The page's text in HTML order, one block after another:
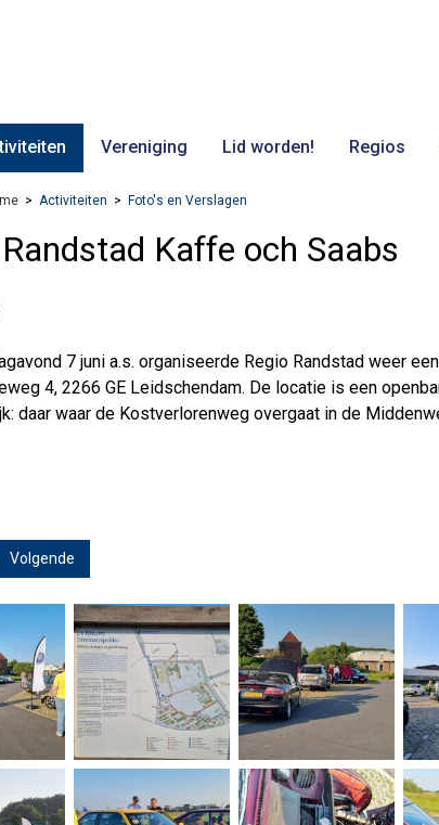
Vereniging Lid worden! Regios
Activiteiten Foto's en Verslagen
Kaffe och Saabs
7 juni a.s. organiseerde Regio Randstad weer
4, 2266 GE Leidschendam. De locatie is een
daar waar de Kostverlorenweg overgaat in de
Volgende